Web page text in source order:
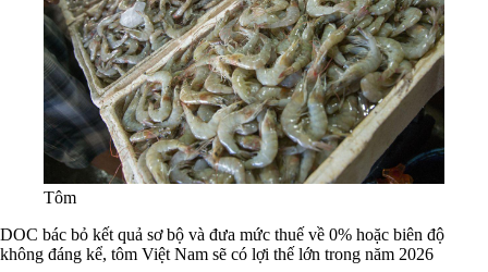
Tôm
DOC bác bỏ kết quả sơ bộ và đưa mức thuế về 0% hoặc biên độ
không đáng kể, tôm Việt Nam sẽ có lợi thế lớn trong năm 2026